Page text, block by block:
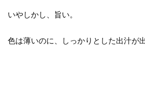
いやしかし、旨い。
色は薄いのに、しっかりとした出汁が